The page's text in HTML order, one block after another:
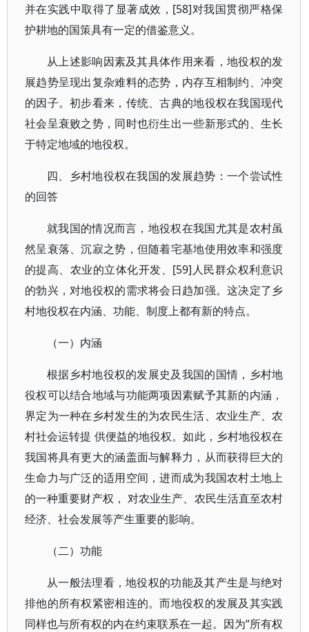
并在实践中取得了显著成效，[58]对我国贯彻严格保
护耕地的国策具有一定的借鉴意义。
从上述影响因素及其具体作用来看，地役权的发
展趋势呈现出复杂难料的态势，内存互相制约、冲突
的因子。初步看来，传统、古典的地役权在我国现代
社会呈衰败之势，同时也衍生出一些新形式的、生长
于特定地域的地役权。
四、乡村地役权在我国的发展趋势：一个尝试性
的回答
就我国的情况而言，地役权在我国尤其是农村虽
然呈衰落、沉寂之势，但随着宅基地使用效率和强度
的提高、农业的立体化开发、[59]人民群众权利意识
的勃兴，对地役权的需求将会日趋加强。这决定了乡
村地役权在内涵、功能、制度上都有新的特点。
（一）内涵
根据乡村地役权的发展史及我国的国情，乡村地
役权可以结合地域与功能两项因素赋予其新的内涵，
界定为一种在乡村发生的为农民生活、农业生产、农
村社会运转提 供便益的地役权。如此，乡村地役权在
我国将具有更大的涵盖面与解释力，从而获得巨大的
生命力与广泛的适用空间，进而成为我国农村土地上
的一种重要财产权， 对农业生产、农民生活直至农村
经济、社会发展等产生重要的影响。
（二）功能
从一般法理看，地役权的功能及其产生是与绝对
排他的所有权紧密相连的。而地役权的发展及其实践
同样也与所有权的内在约束联系在一起。因为“所有权